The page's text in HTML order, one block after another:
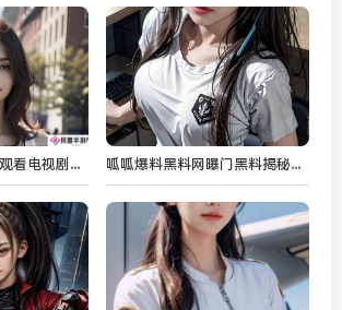
莫柳青第三部免费观看电视剧在线观看，带你感受全新剧情与人物冲突 呱呱爆料黑料网曝门黑料揭秘：网友曝光惊人内幕，背后真相令人震惊